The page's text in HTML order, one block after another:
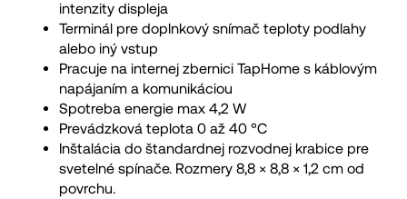
intenzity displeja
Terminál pre doplnkový snímač teploty podlahy
alebo iný vstup
Pracuje na internej zbernici TapHome s káblovým
napájaním a komunikáciou
Spotreba energie max 4,2 W
Prevádzková teplota 0 až 40 °C
Inštalácia do štandardnej rozvodnej krabice pre
svetelné spínače. Rozmery 8,8 × 8,8 × 1,2 cm od
povrchu.